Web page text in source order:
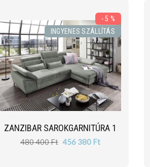
ZANZIBAR SAROKGARNITÚRA 1
480 400 Ft 456 380 Ft
- 5 %
INGYENES SZÁLLÍTÁS